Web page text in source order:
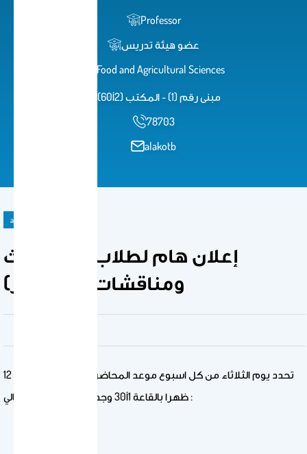
Professor
عضو هيئة تدريس
Food and Agricultural Sciences
مبنى رقم (1) - المكتب (2أ60)
78703
alakotb
announcement
إعلان هام لطلاب مقرر بحث
ومناقشات (404 قصر)
تحدد يوم الثلاثاء من كل اسبوع موعد المحاضرات في تمام الساعة 12
ظهرا بالقاعة 1أ30 وجدول المحاضرات كالتالي :